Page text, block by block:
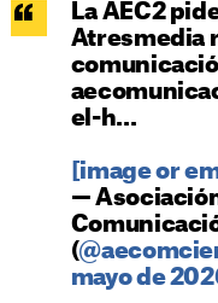
La AEC2
Atresmedia
el-h...
[image or
—
(
mayo de